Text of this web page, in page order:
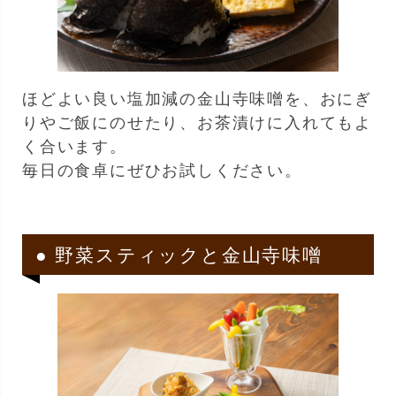
ほどよい良い塩加減の金山寺味噌を、おにぎ
りやご飯にのせたり、お茶漬けに入れてもよ
く合います。
毎日の食卓にぜひお試しください。
● 野菜スティックと金山寺味噌